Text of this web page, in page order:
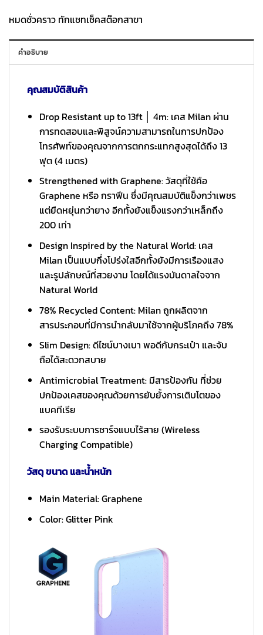
1,290 ฿.290 ฿.
หมดชั่วคราว ทักแชทเช็คสต๊อกสาขา
คำอธิบาย
คุณสมบัติสินค้า
Drop Resistant up to 13ft │ 4m: เคส Milan ผ่าน
การทดสอบและพิสูจน์ความสามารถในการปกป้อง
โทรศัพท์ของคุณจากการตกกระแทกสูงสุดได้ถึง 13
ฟุต (4 เมตร)
Strengthened with Graphene: วัสดุที่ใช้คือ
Graphene หรือ กราฟีน ซึ่งมีคุณสมบัติแข็งกว่าเพชร
แต่ยืดหยุ่นกว่ายาง อีกทั้งยังแข็งแรงกว่าเหล็กถึง
200 เท่า
Design Inspired by the Natural World: เคส
Milan เป็นแบบกึ่งโปร่งใสอีกทั้งยังมีการเรืองแสง
และรูปลักษณ์ที่สวยงาม โดยได้แรงบันดาลใจจาก
Natural World
78% Recycled Content: Milan ถูกผลิตจาก
สารประกอบที่มีการนำกลับมาใช้จากผู้บริโภคถึง 78%
Slim Design: ดีไซน์บางเบา พอดีกับกระเป๋า และจับ
ถือได้สะดวกสบาย
Antimicrobial Treatment: มีสารป้องกัน ที่ช่วย
ปกป้องเคสของคุณด้วยการยับยั้งการเติบโตของ
แบคทีเรีย
รองรับระบบการชาร์จแบบไร้สาย (Wireless
Charging Compatible)
วัสดุ ขนาด และน้ำหนัก
Main Material: Graphene
Color: Glitter Pink